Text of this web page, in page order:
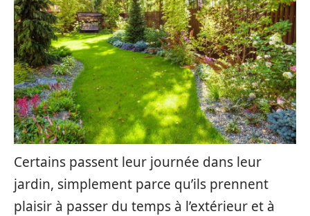
Certains passent leur journée dans leur
jardin, simplement parce qu’ils prennent
plaisir à passer du temps à l’extérieur et à